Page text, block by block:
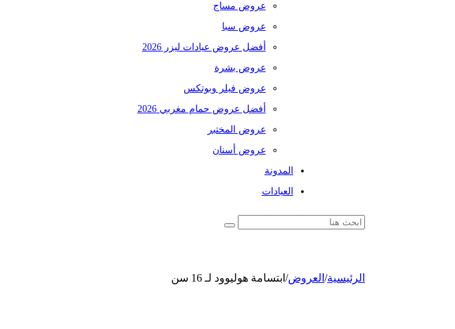
عروض مساج
عروض سبا
أفضل عروض عيادات ليزر 2026
عروض بشرة
عروض فيلر وبوتكس
أفضل عروض حمام مغربي 2026
عروض المختبر
عروض أسنان
المدونة
العيادات
الرئيسية/ العروض/ ابتسامة هوليوود لـ 16 سن